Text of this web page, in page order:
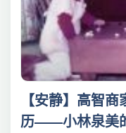
【安静】高智
历——小林泉美